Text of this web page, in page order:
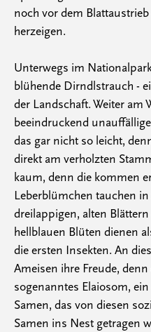
noch vor dem
herzeigen.
Unterwegs im
blühende Dirndlstrauch -
der Landschaft. Weiter am
beeindruckend
das gar nicht so leicht,
direkt am verholzten
kaum, denn die kommen
Leberblümchen tauchen
dreilappigen, alten
hellblauen Blüten dienen
die ersten Insekten. An
Ameisen ihre Freude,
sogenanntes Elaiosom,
Samen, das von diesen
Samen ins Nest getragen